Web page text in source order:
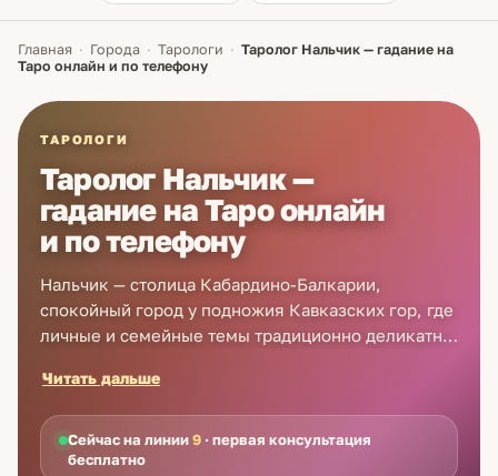
Главная · Города · Тарологи · Таролог Нальчик — гадание на
Таро онлайн и по телефону
ТАРОЛОГИ
Таролог Нальчик —
гадание на Таро онлайн
и по телефону
Нальчик — столица Кабардино-Балкарии,
спокойный город у подножия Кавказских гор, где
личные и семейные темы традиционно деликатны
поэтому дистанционный формат особенно ценен:
разговор с тарологом проходит
конфиденциально, без посторонних глаз, из дома.
Карты Таро помогают аккуратно разобрать
Читать дальше
Сейчас на линии9 · первая консультация
бесплатно